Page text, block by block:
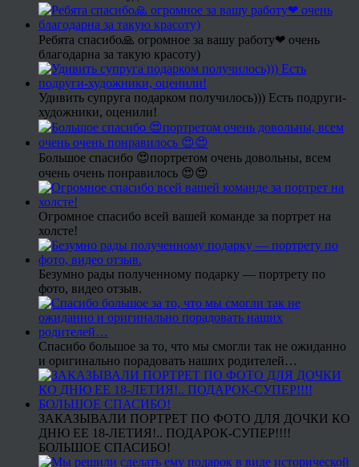
Ребята спасибо🙏 огромное за вашу работу❤ очень
благодарна за такую красоту)
Удивить супруга подарком получилось))) Есть подруги-
художники, оценили!
Большое спасибо 😍портретом очень довольны, всем
очень очень понравилось 😍😍
Огромное спасибо всей вашей команде за портрет на
холсте!
Безумно рады полученному подарку — портрету по
фото, видео отзыв.
Спасибо большое за то, что мы смогли так не ожиданно
и оригинально порадовать наших родителей…
ЗАКАЗЫВАЛИ ПОРТРЕТ ПО ФОТО ДЛЯ ДОЧКИ КО
ДНЮ ЕЕ 18-ЛЕТИЯ!.. ПОДАРОК-СУПЕР!!!!
БОЛЬШОЕ СПАСИБО!